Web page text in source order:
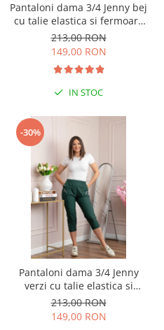
Pantaloni dama 3/4 Jenny bej
cu talie elastica si fermoare
decorative
213,00 RON
149,00 RON
IN STOC
-30%
Pantaloni dama 3/4 Jenny
verzi cu talie elastica si
fermoare decorative
213,00 RON
149,00 RON